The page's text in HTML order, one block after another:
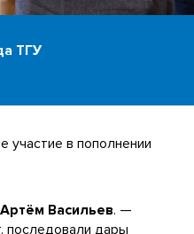
ТГУ
участие в пополнении
Артём Васильев. —
последовали дары